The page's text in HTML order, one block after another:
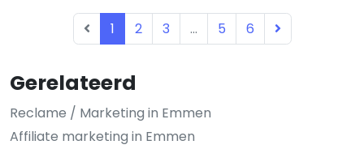
Gerelateerd
Reclame / Marketing in Emmen
Affiliate marketing in Emmen
1 2 3 ... 5 6